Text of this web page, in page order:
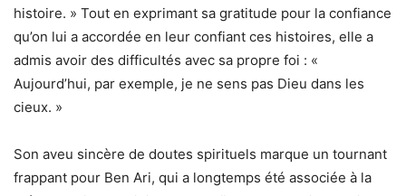
histoire. » Tout en exprimant sa gratitude pour la confiance
qu’on lui a accordée en leur confiant ces histoires, elle a
admis avoir des difficultés avec sa propre foi : «
Aujourd’hui, par exemple, je ne sens pas Dieu dans les
cieux. »
Son aveu sincère de doutes spirituels marque un tournant
frappant pour Ben Ari, qui a longtemps été associée à la